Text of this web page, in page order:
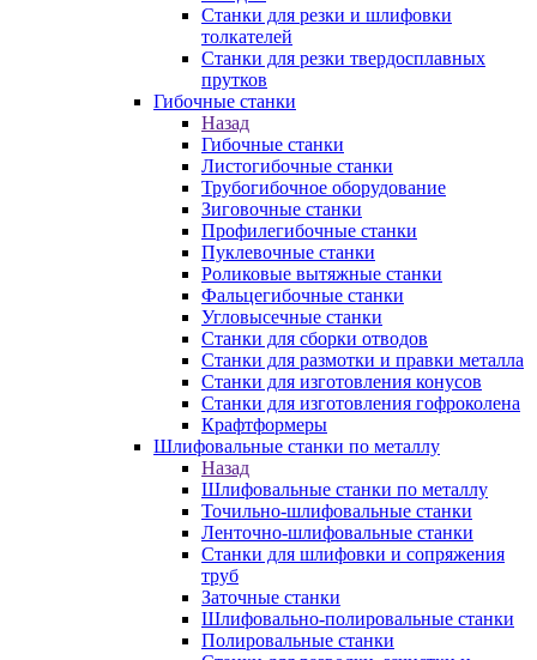
Станки для резки и шлифовки
толкателей
Станки для резки твердосплавных
прутков
Гибочные станки
Назад
Гибочные станки
Листогибочные станки
Трубогибочное оборудование
Зиговочные станки
Профилегибочные станки
Пуклевочные станки
Роликовые вытяжные станки
Фальцегибочные станки
Угловысечные станки
Станки для сборки отводов
Станки для размотки и правки металла
Станки для изготовления конусов
Станки для изготовления гофроколена
Крафтформеры
Шлифовальные станки по металлу
Назад
Шлифовальные станки по металлу
Точильно-шлифовальные станки
Ленточно-шлифовальные станки
Станки для шлифовки и сопряжения
труб
Заточные станки
Шлифовально-полировальные станки
Полировальные станки